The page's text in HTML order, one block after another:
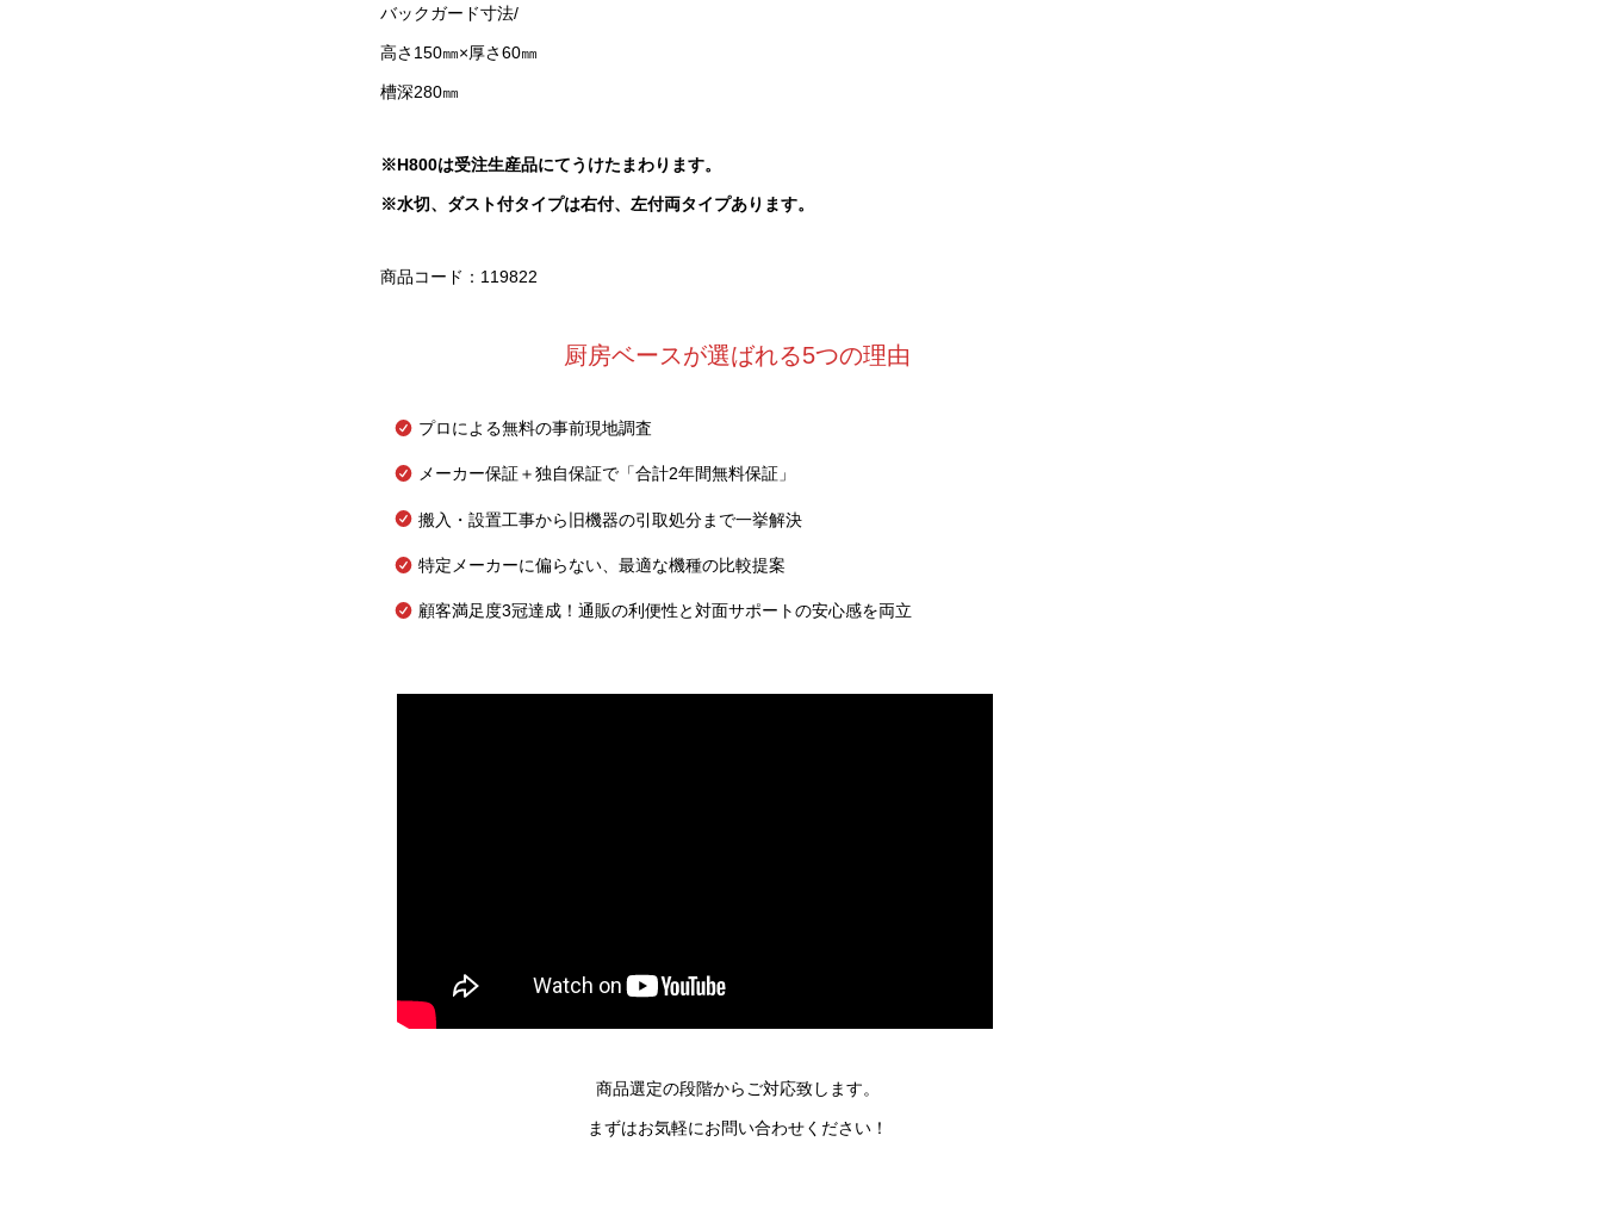
バックガード寸法/
高さ150㎜×厚さ60㎜
槽深280㎜
※H800は受注生産品にてうけたまわります。
※水切、ダスト付タイプは右付、左付両タイプあります。
商品コード：119822
厨房ベースが選ばれる5つの理由
プロによる無料の事前現地調査
メーカー保証＋独自保証で「合計2年間無料保証」
搬入・設置工事から旧機器の引取処分まで一挙解決
特定メーカーに偏らない、最適な機種の比較提案
顧客満足度3冠達成！通販の利便性と対面サポートの安心感を両立
商品選定の段階からご対応致します。
まずはお気軽にお問い合わせください！